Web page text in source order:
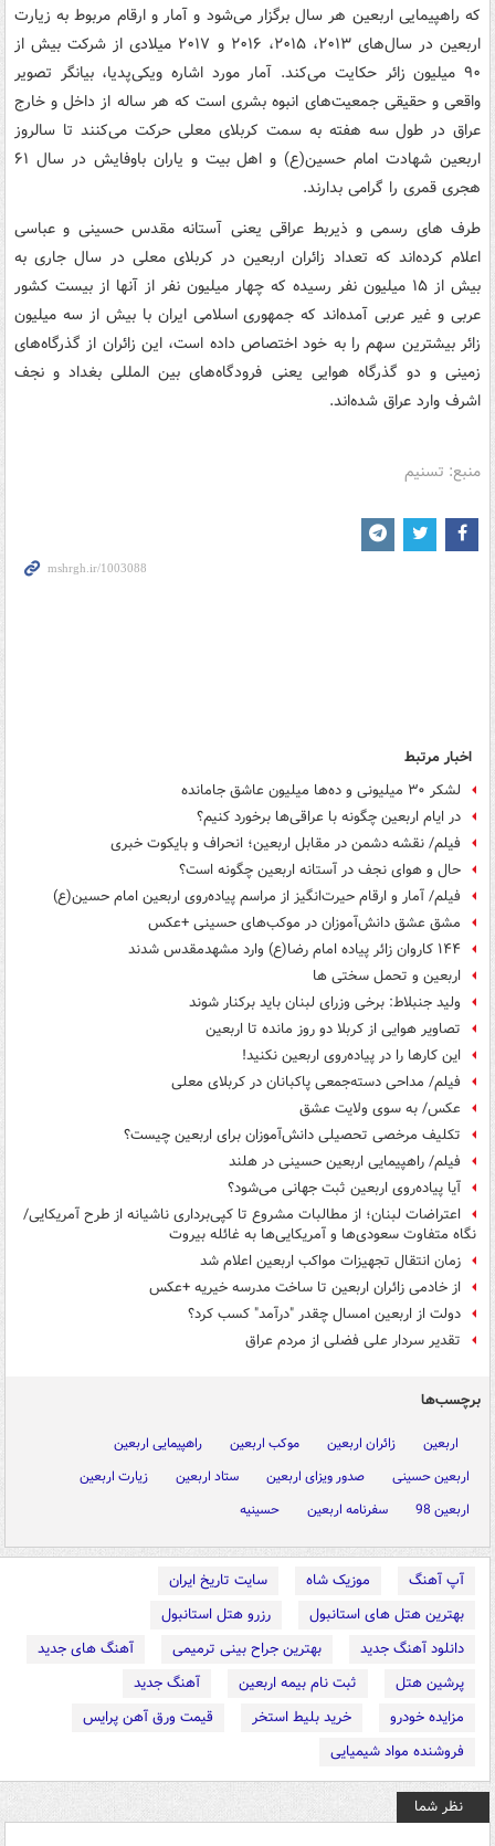
که راهپیمایی اربعین هر سال برگزار می‌شود و آمار و ارقام مربوط به زیارت
اربعین در سال‌های ۲۰۱۳، ۲۰۱۵، ۲۰۱۶ و ۲۰۱۷ میلادی از شرکت بیش از
۹۰ میلیون زائر حکایت می‌کند. آمار مورد اشاره ویکی‌پدیا، بیانگر تصویر
واقعی و حقیقی جمعیت‌های انبوه بشری است که هر ساله از داخل و خارج
عراق در طول سه هفته به سمت کربلای معلی حرکت می‌کنند تا سالروز
اربعین شهادت امام حسین(ع) و اهل بیت و یاران باوفایش در سال ۶۱
هجری قمری را گرامی بدارند.
طرف های رسمی و ذیربط عراقی یعنی آستانه مقدس حسینی و عباسی
اعلام کرده‌اند که تعداد زائران اربعین در کربلای معلی در سال جاری به
بیش از ۱۵ میلیون نفر رسیده که چهار میلیون نفر از آنها از بیست کشور
عربی و غیر عربی آمده‌اند که جمهوری اسلامی ایران با بیش از سه میلیون
زائر بیشترین سهم را به خود اختصاص داده است، این زائران از گذرگاه‌های
زمینی و دو گذرگاه هوایی یعنی فرودگاه‌های بین المللی بغداد و نجف
اشرف وارد عراق شده‌اند.
منبع: تسنیم
اخبار مرتبط
لشکر ۳۰ میلیونی و ده‌ها میلیون عاشق جامانده
در ایام اربعین چگونه با عراقی‌ها برخورد کنیم؟
فیلم/ نقشه دشمن در مقابل اربعین؛ انحراف و بایکوت خبری
حال و هوای نجف در آستانه اربعین چگونه است؟
فیلم/ آمار و ارقام حیرت‌انگیز از مراسم پیاده‌روی اربعین امام حسین(ع)
مشق عشق دانش‌آموزان در موکب‌های حسینی +عکس
۱۴۴ کاروان زائر پیاده امام رضا(ع) وارد مشهدمقدس شدند
اربعین و تحمل سختی ها
ولید جنبلاط: برخی وزرای لبنان باید برکنار شوند
تصاویر هوایی از کربلا دو روز مانده تا اربعین
این کارها را در پیاده‌روی اربعین نکنید!
فیلم/ مداحی دسته‌جمعی پاکبانان در کربلای معلی
عکس/ به سوی ولایت عشق
تکلیف مرخصی تحصیلی دانش‌آموزان برای اربعین چیست؟
فیلم/ راهپیمایی اربعین حسینی در هلند
آیا پیاده‌روی اربعین ثبت جهانی می‌شود؟
اعتراضات لبنان؛ از مطالبات مشروع تا کپی‌برداری ناشیانه از طرح آمریکایی/
نگاه متفاوت سعودی‌ها و آمریکایی‌ها به غائله بیروت
زمان انتقال تجهیزات مواکب اربعین اعلام شد
از خادمی زائران اربعین تا ساخت مدرسه خیریه +عکس
دولت از اربعین امسال چقدر "درآمد" کسب کرد؟
تقدیر سردار علی فضلی از مردم عراق
برچسب‌ها
اربعین زائران اربعین موکب اربعین
راهپیمایی اربعین
اربعین حسینی
صدور ویزای اربعین ستاد اربعین
زیارت اربعین
اربعین 98
سفرنامه اربعین حسینیه
آپ آهنگ موزیک شاه
سایت تاریخ ایران
بهترین هتل های استانبول
رزرو هتل استانبول
دانلود آهنگ جدید
بهترین جراح بینی ترمیمی
آهنگ های جدید
پرشین هتل
ثبت نام بیمه اربعین
آهنگ جدید
مزایده خودرو
خرید بلیط استخر
قیمت ورق آهن پرایس
فروشنده مواد شیمیایی
نظر شما